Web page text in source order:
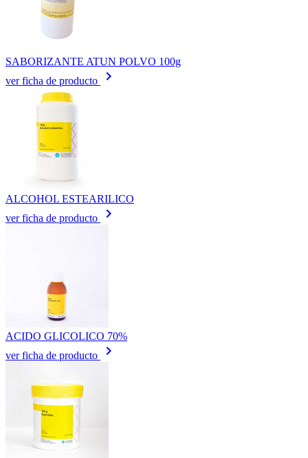
SABORIZANTE ATUN POLVO 100g
ver ficha de producto
keyboard_arrow_right
ALCOHOL ESTEARILICO
ver ficha de producto
keyboard_arrow_right
ACIDO GLICOLICO 70%
ver ficha de producto
keyboard_arrow_right